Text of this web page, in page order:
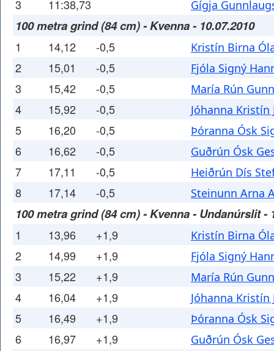
3 11:38,73 Gígja
100 metra grind (84 cm) - Kvenna - 10.07.2010
1 14,12 -0,5 Kristín Birna
2 15,01 -0,5 Fjóla Signý
3 15,42 -0,5 María Rún
4 15,92 -0,5 Jóhanna
5 16,20 -0,5 Þóranna Ósk
6 16,62 -0,5 Guðrún Ósk
7 17,11 -0,5 Heiðrún Dís
8 17,14 -0,5 Steinunn Arna
100 metra grind (84 cm) - Kvenna - Undanúrslit -
1 13,96 +1,9 Kristín Birna
2 14,99 +1,9 Fjóla Signý
3 15,22 +1,9 María Rún
4 16,04 +1,9 Jóhanna
5 16,49 +1,9 Þóranna Ósk
6 16,97 +1,9 Guðrún Ósk